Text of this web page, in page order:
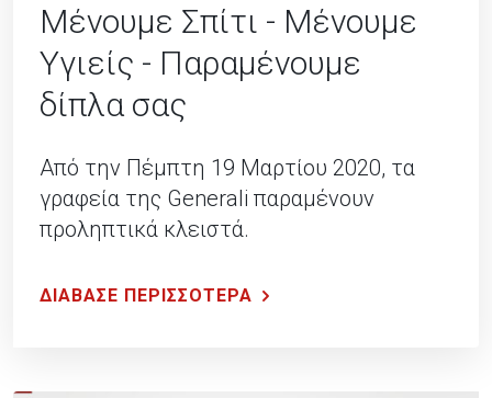
Μένουμε Σπίτι - Μένουμε
Υγιείς - Παραμένουμε
δίπλα σας
Από την Πέμπτη 19 Μαρτίου 2020, τα
γραφεία της Generali παραμένουν
προληπτικά κλειστά.
ΔΙΑΒΑΣΕ ΠΕΡΙΣΣΟΤΕΡΑ